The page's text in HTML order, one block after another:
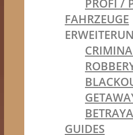
PROFI /
FAHRZEUGE
GUIDES